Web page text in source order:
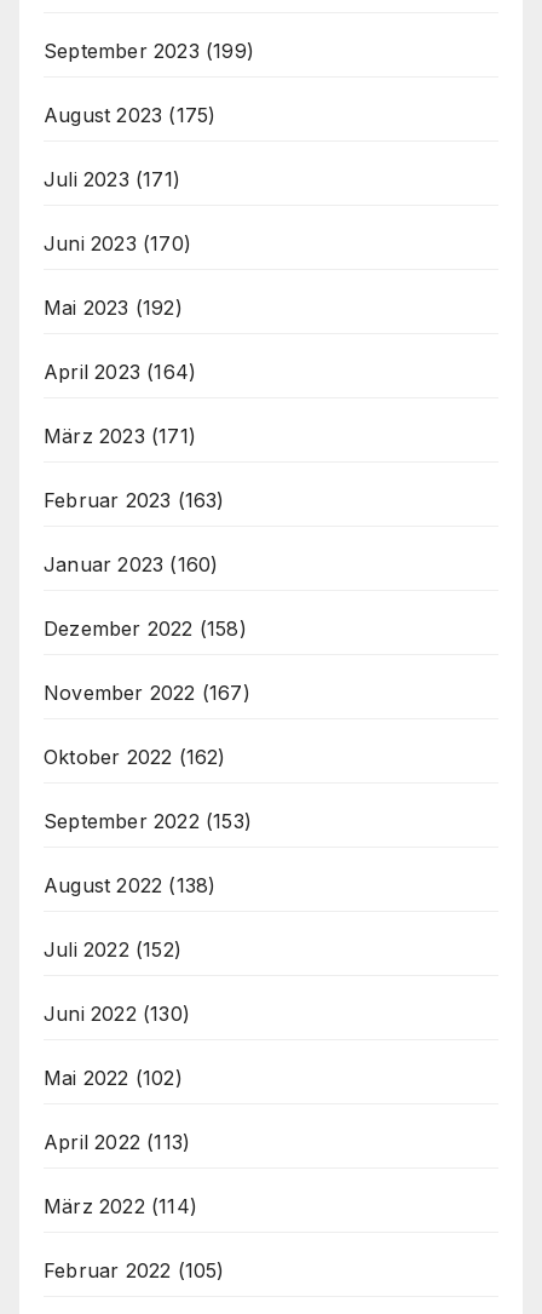
September 2023 (199)
August 2023 (175)
Juli 2023 (171)
Juni 2023 (170)
Mai 2023 (192)
April 2023 (164)
März 2023 (171)
Februar 2023 (163)
Januar 2023 (160)
Dezember 2022 (158)
November 2022 (167)
Oktober 2022 (162)
September 2022 (153)
August 2022 (138)
Juli 2022 (152)
Juni 2022 (130)
Mai 2022 (102)
April 2022 (113)
März 2022 (114)
Februar 2022 (105)